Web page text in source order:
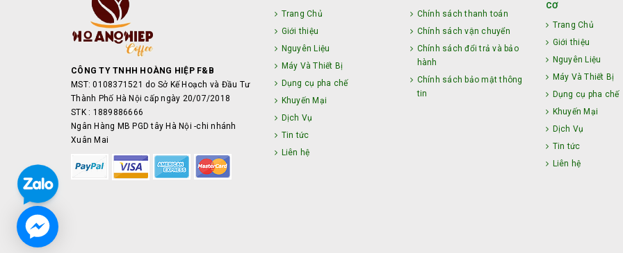
CÔNG TY TNHH HOÀNG HIỆP F&B
MST: 0108371521 do Sở Kế Hoạch và Đầu Tư
Thành Phố Hà Nội cấp ngày 20/07/2018
STK : 1889886666
Ngân Hàng MB PGD tây Hà Nội -chi nhánh
Xuân Mai
Trang Chủ
Giới thiệu
Nguyên Liệu
Máy Và Thiết Bị
Dụng cụ pha chế
Khuyến Mại
Dịch Vụ
Tin tức
Liên hệ
Chính sách thanh toán
Chính sách vận chuyển
Chính sách đổi trả và bảo
hành
Chính sách bảo mật thông
tin
CƠ
Trang Chủ
Giới thiệu
Nguyên Liệu
Máy Và Thiết Bị
Dụng cụ pha chế
Khuyến Mại
Dịch Vụ
Tin tức
Liên hệ